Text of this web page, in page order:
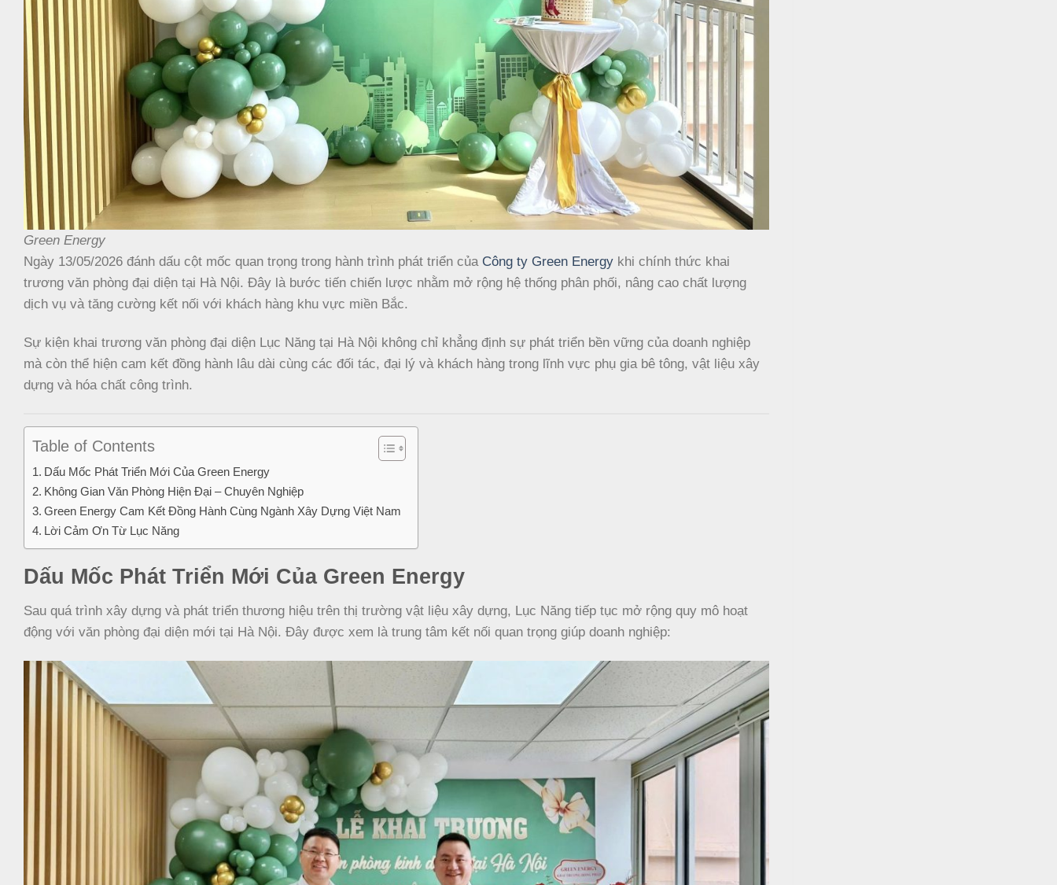
Green Energy
Ngày 13/05/2026 đánh dấu cột mốc quan trọng trong hành trình phát triển của Công ty Green Energy khi chính thức khai
trương văn phòng đại diện tại Hà Nội. Đây là bước tiến chiến lược nhằm mở rộng hệ thống phân phối, nâng cao chất lượng
dịch vụ và tăng cường kết nối với khách hàng khu vực miền Bắc.
Sự kiện khai trương văn phòng đại diện Lục Năng tại Hà Nội không chỉ khẳng định sự phát triển bền vững của doanh nghiệp
mà còn thể hiện cam kết đồng hành lâu dài cùng các đối tác, đại lý và khách hàng trong lĩnh vực phụ gia bê tông, vật liệu xây
dựng và hóa chất công trình.
Table of Contents
Dấu Mốc Phát Triển Mới Của Green Energy
Không Gian Văn Phòng Hiện Đại – Chuyên Nghiệp
Green Energy Cam Kết Đồng Hành Cùng Ngành Xây Dựng Việt Nam
Lời Cảm Ơn Từ Lục Năng
Dấu Mốc Phát Triển Mới Của Green Energy
Sau quá trình xây dựng và phát triển thương hiệu trên thị trường vật liệu xây dựng, Lục Năng tiếp tục mở rộng quy mô hoạt
động với văn phòng đại diện mới tại Hà Nội. Đây được xem là trung tâm kết nối quan trọng giúp doanh nghiệp: